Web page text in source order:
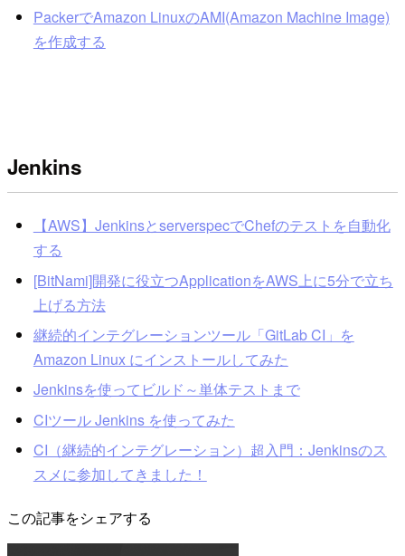
PackerでAmazon LinuxのAMI(Amazon Machine Image)
を作成する
Jenkins
【AWS】JenkinsとserverspecでChefのテストを自動化
する
[BitNami]開発に役立つApplicationをAWS上に5分で立ち
上げる方法
継続的インテグレーションツール「GitLab CI」を
Amazon Linux にインストールしてみた
Jenkinsを使ってビルド～単体テストまで
CIツール Jenkins を使ってみた
CI（継続的インテグレーション）超入門：Jenkinsのス
スメに参加してきました！
この記事をシェアする